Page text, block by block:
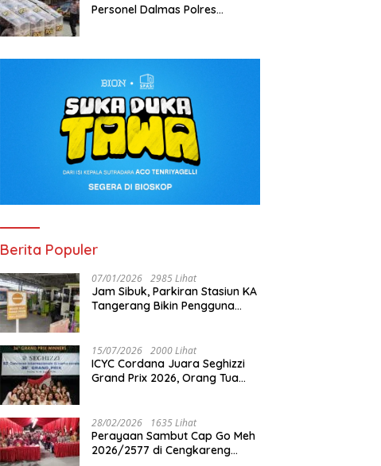
Personel Dalmas Polres
Berita Populer
07/01/2026 2985 Lihat
Jam Sibuk, Parkiran Stasiun KA
Tangerang Bikin Pengguna
15/07/2026 2000 Lihat
ICYC Cordana Juara Seghizzi
Grand Prix 2026, Orang Tua
Indonesia
28/02/2026 1635 Lihat
Perayaan Sambut Cap Go Meh
2026/2577 di Cengkareng